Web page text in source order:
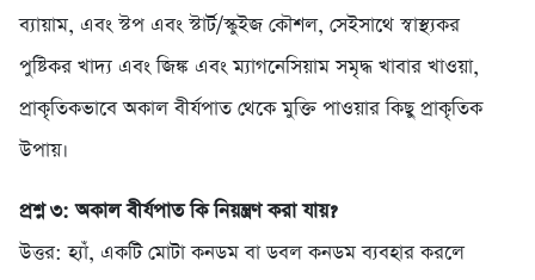
ব্যায়াম, এবং স্টপ এবং স্টার্ট/স্কুইজ কৌশল, সেইসাথে স্বাস্থ্যকর
পুষ্টিকর খাদ্য এবং জিঙ্ক এবং ম্যাগনেসিয়াম সমৃদ্ধ খাবার খাওয়া,
প্রাকৃতিকভাবে অকাল বীর্যপাত থেকে মুক্তি পাওয়ার কিছু প্রাকৃতিক
উপায়।
প্রশ্ন ৩: অকাল বীর্যপাত কি নিয়ন্ত্রণ করা যায়?
উত্তর: হ্যাঁ, একটি মোটা কনডম বা ডবল কনডম ব্যবহার করলে